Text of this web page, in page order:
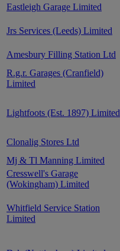
Eastleigh Garage Limited
Jrs Services (Leeds) Limited
Amesbury Filling Station Ltd
R.g.r. Garages (Cranfield)
Limited
Lightfoots (Est. 1897) Limited
Clonalig Stores Ltd
Mj & Tl Manning Limited
Cresswell's Garage
(Wokingham) Limited
Whitfield Service Station
Limited